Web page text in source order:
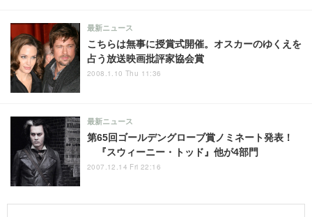
こちらは無事に授賞式開催。オスカーのゆくえを
占う放送映画批評家協会賞
最新ニュース
2008.1.10 Thu 11:36
第65回ゴールデングローブ賞ノミネート発表！
『スウィーニー・トッド』他が4部門
最新ニュース
2007.12.14 Fri 22:16